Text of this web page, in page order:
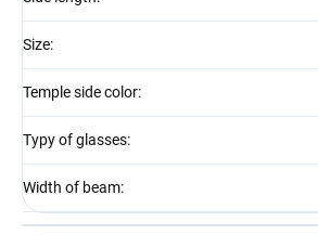
Size:
Temple side color:
Typy of glasses:
Width of beam: